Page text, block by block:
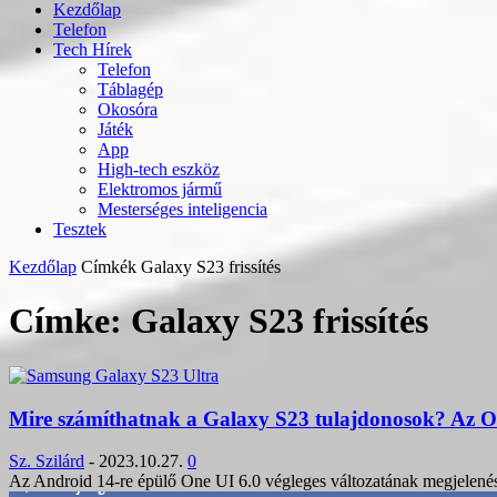
Kezdőlap
Telefon
Tech Hírek
Telefon
Táblagép
Okosóra
Játék
App
High-tech eszköz
Elektromos jármű
Mesterséges inteligencia
Tesztek
Kezdőlap Címkék Galaxy S23 frissítés
Címke: Galaxy S23 frissítés
Mire számíthatnak a Galaxy S23 tulajdonosok? Az
Sz. Szilárd - 2023.10.27. 0
Az Android 14-re épülő One UI 6.0 végleges változatának
3,452 Rajongók